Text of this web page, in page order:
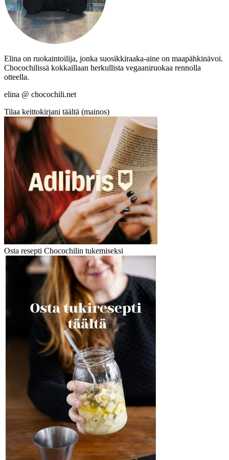
Elina on ruokaintoilija, jonka suosikkiraaka-aine on maapähkinävoi.
Chocochilissä kokkaillaan herkullista vegaaniruokaa rennolla
otteella.
elina @ chocochili.net
Tilaa keittokirjani täältä (mainos)
Osta resepti Chocochilin tukemiseksi